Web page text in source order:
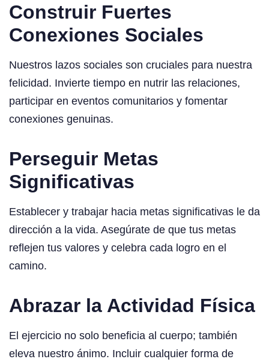
Construir Fuertes
Conexiones Sociales
Nuestros lazos sociales son cruciales para nuestra
felicidad. Invierte tiempo en nutrir las relaciones,
participar en eventos comunitarios y fomentar
conexiones genuinas.
Perseguir Metas
Significativas
Establecer y trabajar hacia metas significativas le da
dirección a la vida. Asegúrate de que tus metas
reflejen tus valores y celebra cada logro en el
camino.
Abrazar la Actividad Física
El ejercicio no solo beneficia al cuerpo; también
eleva nuestro ánimo. Incluir cualquier forma de